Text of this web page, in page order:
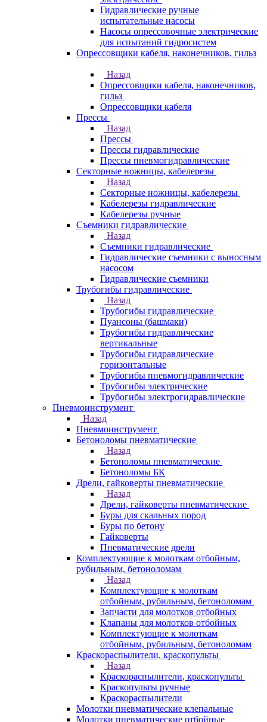
Гидравлические ручные
испытательные насосы
Насосы опрессовочные электрические
для испытаний гидросистем
Опрессовщики кабеля, наконечников, гильз
Назад
Опрессовщики кабеля, наконечников,
гильз
Опрессовщики кабеля
Прессы
Назад
Прессы
Прессы гидравлические
Прессы пневмогидравлические
Секторные ножницы, кабелерезы
Назад
Секторные ножницы, кабелерезы
Кабелерезы гидравлические
Кабелерезы ручные
Съемники гидравлические
Назад
Съемники гидравлические
Гидравлические cъемники с выносным
насосом
Гидравлические съемники
Трубогибы гидравлические
Назад
Трубогибы гидравлические
Пуансоны (башмаки)
Трубогибы гидравлические
вертикальные
Трубогибы гидравлические
горизонтальные
Трубогибы пневмогидравлические
Трубогибы электрические
Трубогибы электрогидравлические
Пневмоинструмент
Назад
Пневмоинструмент
Бетоноломы пневматические
Назад
Бетоноломы пневматические
Бетоноломы БК
Дрели, гайковерты пневматические
Назад
Дрели, гайковерты пневматические
Буры для скальных пород
Буры по бетону
Гайковерты
Пневматические дрели
Комплектующие к молоткам отбойным,
рубильным, бетоноломам
Назад
Комплектующие к молоткам
отбойным, рубильным, бетоноломам
Запчасти для молотков отбойных
Клапаны для молотков отбойных
Комплектующие к молоткам
отбойным, рубильным, бетоноломам
Краскораспылители, краскопульты
Назад
Краскораспылители, краскопульты
Краскопульты ручные
Краскораспылители
Молотки пневматические клепальные
Молотки пневматические отбойные